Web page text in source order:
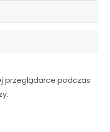
przeglądarce podczas